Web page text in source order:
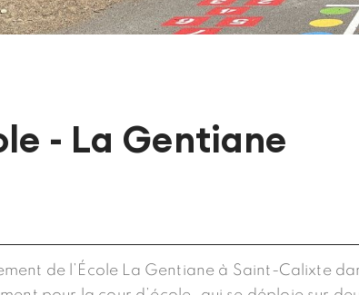
- La Gentiane
de l’École La Gentiane à Saint-Calixte